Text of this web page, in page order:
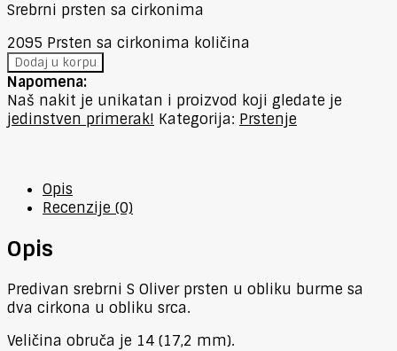
Srebrni prsten sa cirkonima
2095 Prsten sa cirkonima količina
Dodaj u korpu
Napomena:
Naš nakit je unikatan i proizvod koji gledate je
jedinstven primerak! Kategorija: Prstenje
Opis
Recenzije (0)
Opis
Predivan srebrni S Oliver prsten u obliku burme sa
dva cirkona u obliku srca.
Veličina obruča je 14 (17,2 mm).